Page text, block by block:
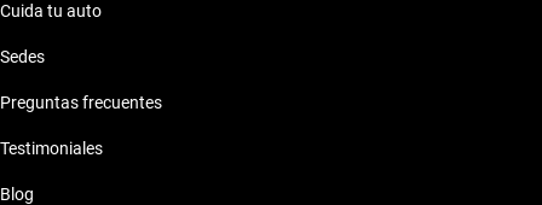
Cuida tu auto
Sedes
Preguntas frecuentes
Testimoniales
Blog